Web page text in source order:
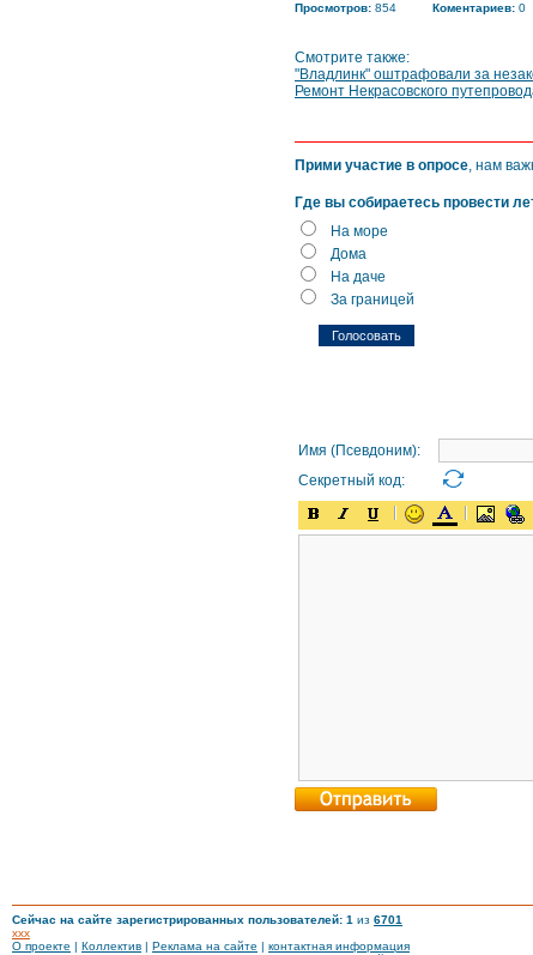
Просмотров: 854 Коментариев: 0
Смотрите также:
"Владлинк" оштрафовали за
Ремонт Некрасовского
Прими участие в опросе, нам
Где вы собираетесь провести
На море
Дома
На даче
За границей
Имя (Псевдоним):
Секретный код:
Сейчас на сайте зарегистрированных пользователей: 1 из 6701
xxx
О проекте | Коллектив | Реклама на сайте | контактная информация